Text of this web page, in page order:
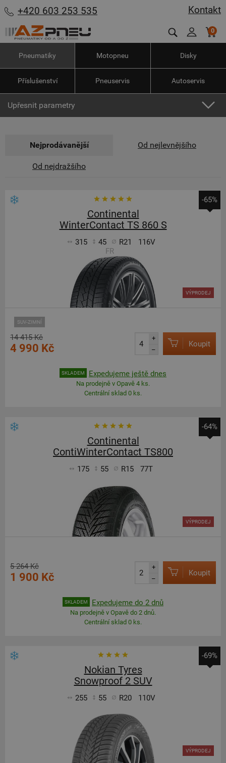
Kontakt
+420 603 253 535
0
Pneumatiky Motopneu Disky
Příslušenství Pneuservis Autoservis
Upřesnit parametry
Nejprodávanější Od nejlevnějšího
Od nejdražšího
-65%
Continental
WinterContact TS 860 S
315 45 R21
116V
FR
SUV-ZIMNÍ
VÝPRODEJ
14 415 Kč
4 990 Kč
+
–
Koupit
SKLADEM Expedujeme ještě dnes
Na prodejně v Opavě 4 ks.
Centrální sklad 0 ks.
-64%
Continental
ContiWinterContact TS800
175 55 R15 77T
VÝPRODEJ
5 264 Kč
1 900 Kč
+
–
Koupit
SKLADEM Expedujeme do 2 dnů
Na prodejně v Opavě do 2 dnů.
Centrální sklad 0 ks.
-69%
Nokian Tyres
Snowproof 2 SUV
255 55 R20 110V
VÝPRODEJ